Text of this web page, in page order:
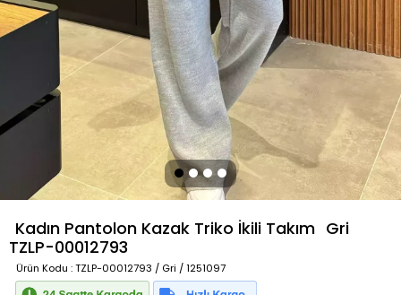
Kadın Pantolon Kazak Triko İkili Takım Gri
TZLP-00012793
Ürün Kodu : TZLP-00012793 / Gri / 1251097